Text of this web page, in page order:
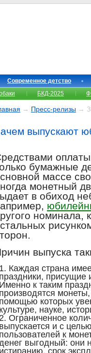
Современное детство
БКД-2025
→ Пресс-релизы →
выпускают
бумажные
массе
монетный
в обиход
номинала,
выпуска
Каждая страна
праздники,
Именно к таким
производятся
помощью которых
культуре, науке,
Ограниченное
выпускается и с
пользователей к
выгодный: они
истиранию, срок